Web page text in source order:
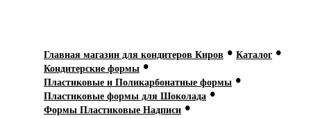
Главная магазин для кондитеров Киров • Каталог •
Кондитерские формы •
Пластиковые и Поликарбонатные формы •
Пластиковые формы для Шоколада •
Формы Пластиковые Надписи •